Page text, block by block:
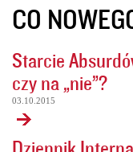
CO
Starcie
czy na „nie”?
03.10.2015